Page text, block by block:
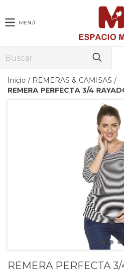
MENÚ
Inicio / REMERAS & CAMISAS /
REMERA PERFECTA 3/4
REMERA PERFECTA